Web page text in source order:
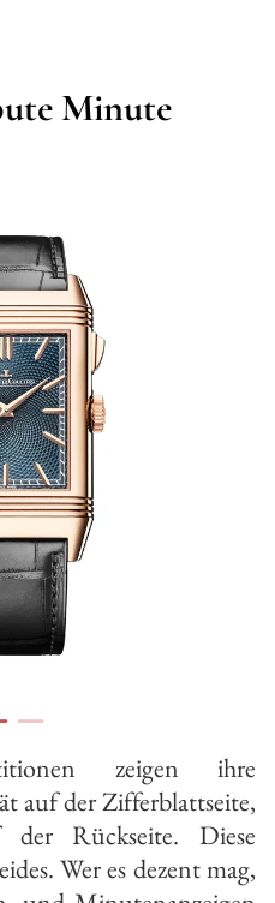
Minute
zeigen ihre
auf der Zifferblattseite,
Rückseite. Diese
Wer es dezent mag,